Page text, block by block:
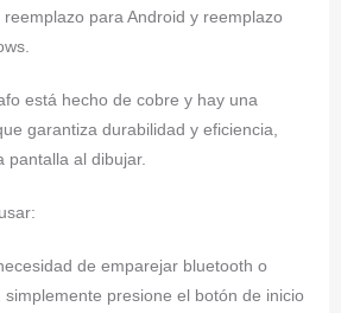
para Android y reemplazo
está hecho de cobre y hay una
garantiza durabilidad y eficiencia,
pantalla al dibujar.
de emparejar bluetooth o
simplemente presione el botón de inicio